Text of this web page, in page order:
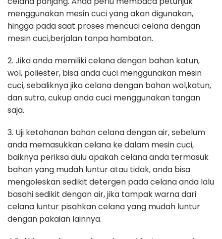
menggunakan mesin cuci yang akan digunakan,
hingga pada saat proses mencuci celana dengan
mesin cuci,berjalan tanpa hambatan.
2. Jika anda memiliki celana dengan bahan katun,
wol, poliester, bisa anda cuci menggunakan mesin
cuci, sebaliknya jika celana dengan bahan wol,katun,
dan sutra, cukup anda cuci menggunakan tangan
saja.
3. Uji ketahanan bahan celana dengan air, sebelum
anda memasukkan celana ke dalam mesin cuci,
baiknya periksa dulu apakah celana anda termasuk
bahan yang mudah luntur atau tidak, anda bisa
mengoleskan sedikit detergen pada celana anda lalu
basahi sedikit dengan air, jika tampak warna dari
celana luntur pisahkan celana yang mudah luntur
dengan pakaian lainnya.